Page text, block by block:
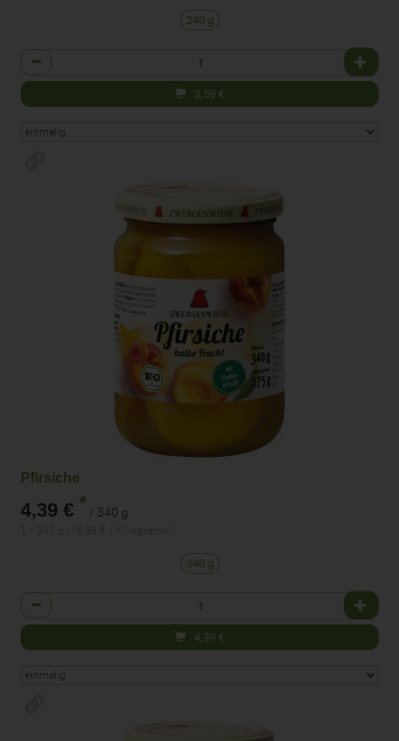
240 g
Anzahl
3,59 €
Pfirsiche
4,39 € * / 340 g
340 g
Anzahl
4,39 €